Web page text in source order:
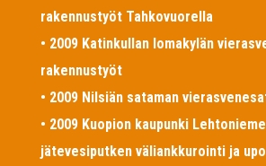
rakennustyöt Tahkovuorella
• 2009 Katinkullan lomakylän
rakennustyöt
• 2009 Nilsiän sataman
• 2009 Kuopion kaupunki
jätevesiputken väliankkurointi ja